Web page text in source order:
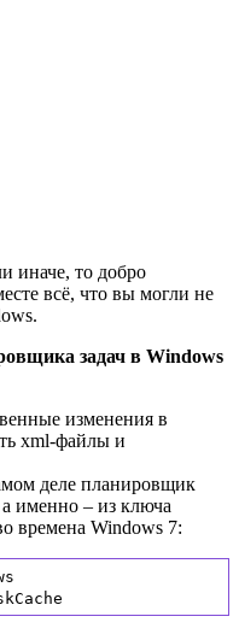
иначе, то добро
всё, что вы могли не
задач в Windows
изменения в
xml-файлы и
деле планировщик
а именно – из ключа
времена Windows 7: